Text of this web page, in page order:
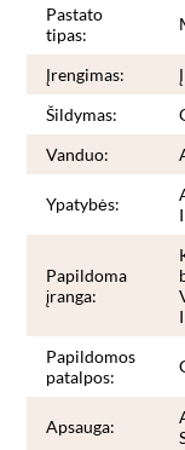
Pastato
tipas:
Įrengimas:
Šildymas:
Vanduo:
Ypatybės:
Papildoma
įranga:
Papildomos
patalpos:
Apsauga: